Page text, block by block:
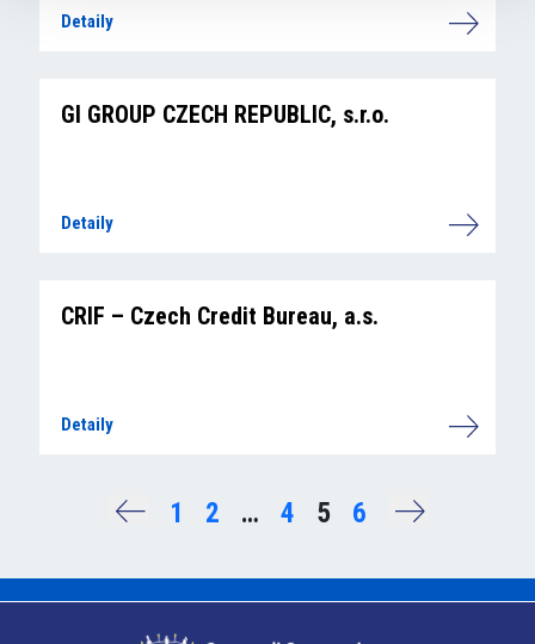
Detaily
GI GROUP CZECH REPUBLIC, s.r.o.
Detaily
CRIF – Czech Credit Bureau, a.s.
Detaily
1 2 … 4 5 6